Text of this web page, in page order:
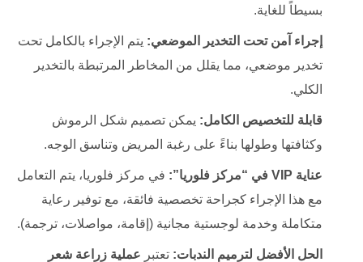
بسيطاً للغاية.
إجراء آمن تحت التخدير الموضعي: يتم الإجراء بالكامل تحت
تخدير موضعي، مما يقلل من المخاطر المرتبطة بالتخدير
الكلي.
قابلة للتخصيص الكامل: يمكن تصميم شكل الرموش
وكثافتها وطولها بناءً على رغبة المريض وتناسق الوجه.
عناية VIP في “مركز فلوريا”:
في مركز فلوريا، يتم التعامل
مع هذا الإجراء كجراحة تخصصية فائقة، مع توفير رعاية
متكاملة وخدمة لوجستية مجانية (إقامة، مواصلات، ترجمة).
الحل الأفضل لترميم الندبات: تعتبر عملية زراعة شعر